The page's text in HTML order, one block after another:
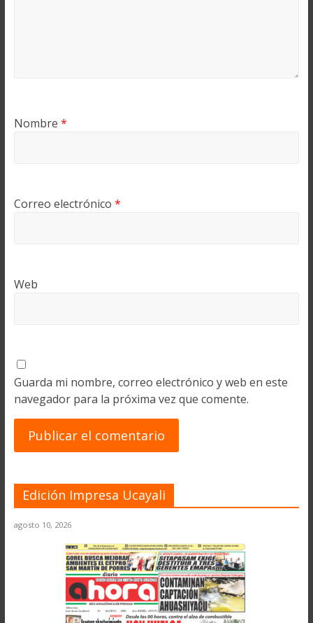
Nombre *
Correo electrónico *
Web
Guarda mi nombre, correo electrónico y web en este
navegador para la próxima vez que comente.
Edición Impresa Ucayali
agosto 10, 2026